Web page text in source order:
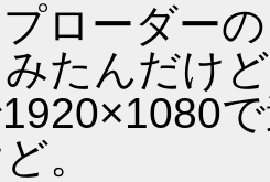
ローダー
たんだけど
。